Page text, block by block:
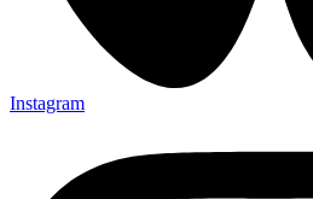
Instagram